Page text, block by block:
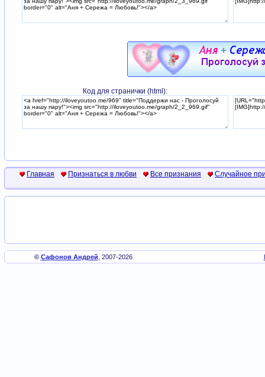
Код для странички (html):
Главная Признаться в любви Все признания Случайное
© Сафонов Андрей , 2007-2026